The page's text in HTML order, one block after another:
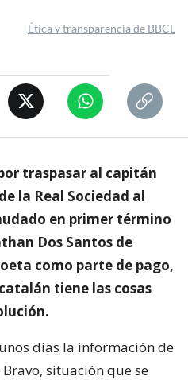
Ética y transparencia de BBCL
traspasar al capitán
la Real Sociedad al
en primer término
Dos Santos de
como parte de pago,
tiene las cosas
días la información de
situación que se